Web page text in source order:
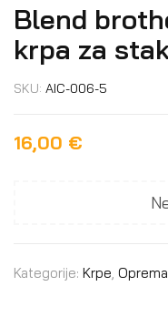
Blend
krpa za
SKU: AIC-006-5
16,00 €
Kategorije: Krpe